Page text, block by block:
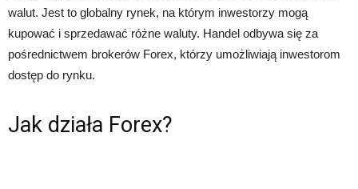
walut. Jest to globalny rynek, na którym inwestorzy mogą
kupować i sprzedawać różne waluty. Handel odbywa się za
pośrednictwem brokerów Forex, którzy umożliwiają inwestorom
dostęp do rynku.
Jak działa Forex?